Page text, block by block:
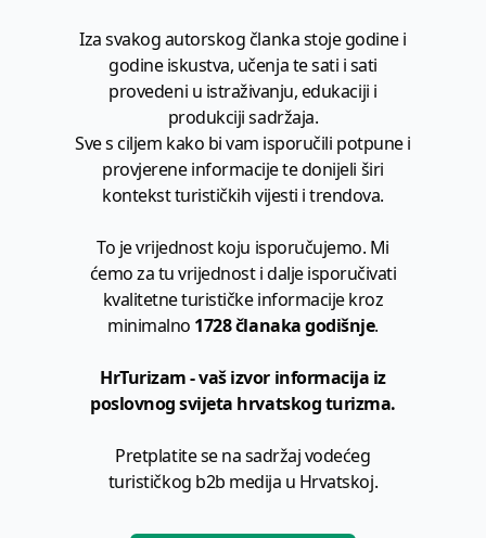
Iza svakog autorskog članka stoje godine i
godine iskustva, učenja te sati i sati
provedeni u istraživanju, edukaciji i
produkciji sadržaja.
Sve s ciljem kako bi vam isporučili potpune i
provjerene informacije te donijeli širi
kontekst turističkih vijesti i trendova.
To je vrijednost koju isporučujemo. Mi
ćemo za tu vrijednost i dalje isporučivati
kvalitetne turističke informacije kroz
minimalno 1728 članaka godišnje.
HrTurizam - vaš izvor informacija iz
poslovnog svijeta hrvatskog turizma.
Pretplatite se na sadržaj vodećeg
turističkog b2b medija u Hrvatskoj.